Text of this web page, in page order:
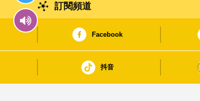
訂閱頻道
Facebook
抖音